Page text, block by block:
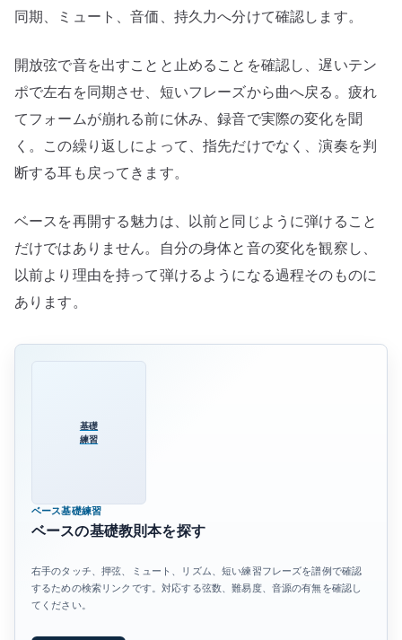
同期、ミュート、音価、持久力へ分けて確認します。
開放弦で音を出すことと止めることを確認し、遅いテン
ポで左右を同期させ、短いフレーズから曲へ戻る。疲れ
てフォームが崩れる前に休み、録音で実際の変化を聞
く。この繰り返しによって、指先だけでなく、演奏を判
断する耳も戻ってきます。
ベースを再開する魅力は、以前と同じように弾けること
だけではありません。自分の身体と音の変化を観察し、
以前より理由を持って弾けるようになる過程そのものに
あります。
基礎
練習
ベース基礎練習
ベースの基礎教則本を探す
右手のタッチ、押弦、ミュート、リズム、短い練習フレーズを譜例で確認
するための検索リンクです。対応する弦数、難易度、音源の有無を確認し
てください。